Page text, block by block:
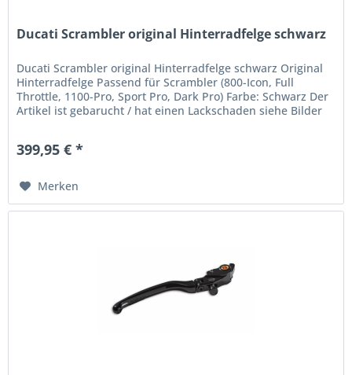
Ducati Scrambler original Hinterradfelge schwarz
Ducati Scrambler original Hinterradfelge schwarz Original
Hinterradfelge Passend für Scrambler (800-Icon, Full
Throttle, 1100-Pro, Sport Pro, Dark Pro) Farbe: Schwarz Der
Artikel ist gebarucht / hat einen Lackschaden siehe Bilder
399,95 € *
Merken